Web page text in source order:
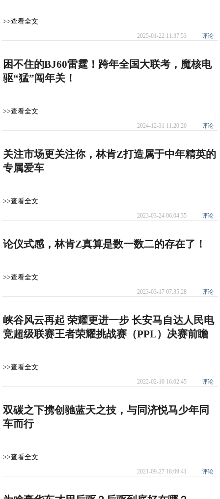
>>查看全文
2025-01-22 11:37:53 评论
困不住的BJ60雷霆！跨年全国大联考，魔核电
驱“猛”闯年关！
>>查看全文
2024-12-31 11:20:20 评论
关注市场更关注你，林肯Z打造属于中年精英的
专属爱车
>>查看全文
2023-03-24 06:04:35 评论
论仪式感，林肯Z真算是数一数二的存在了！
>>查看全文
2023-03-17 07:35:28 评论
峡谷风云再起 荣耀更进一步 长安马自达人民电
竞超级联赛王者荣耀挑战赛（PPL）决赛前瞻
>>查看全文
2022-02-10 16:02:45 评论
双碳之下携创驰蓝天之技，与同济悦马少年同
车而行
>>查看全文
2021-09-27 18:09:41 评论